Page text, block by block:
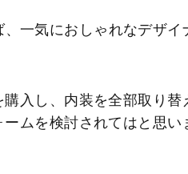
一気におしゃれなデザイ
入し、内装を全部取り替
ムを検討されてはと思い